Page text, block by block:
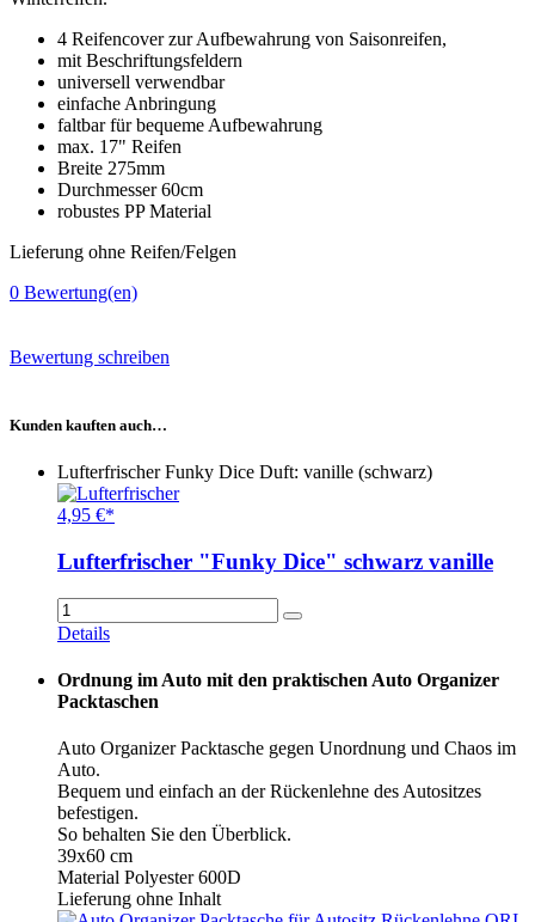
4 Reifencover zur Aufbewahrung von Saisonreifen,
mit Beschriftungsfeldern
universell verwendbar
einfache Anbringung
faltbar für bequeme Aufbewahrung
max. 17" Reifen
Breite 275mm
Durchmesser 60cm
robustes PP Material
Lieferung ohne Reifen/Felgen
0 Bewertung(en)
Bewertung schreiben
Kunden kauften auch…
Lufterfrischer Funky Dice Duft: vanille (schwarz)
4,95 €*
Lufterfrischer "Funky Dice" schwarz vanille
Details
Ordnung im Auto mit den praktischen Auto Organizer
Packtaschen
Auto Organizer Packtasche gegen Unordnung und Chaos im
Auto.
Bequem und einfach an der Rückenlehne des Autositzes
befestigen.
So behalten Sie den Überblick.
39x60 cm
Material Polyester 600D
Lieferung ohne Inhalt